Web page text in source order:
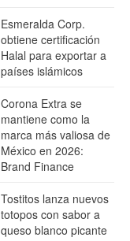
Esmeralda Corp.
obtiene certificación
Halal para exportar a
países islámicos
Corona Extra se
mantiene como la
marca más valiosa de
México en 2026:
Brand Finance
Tostitos lanza nuevos
totopos con sabor a
queso blanco picante